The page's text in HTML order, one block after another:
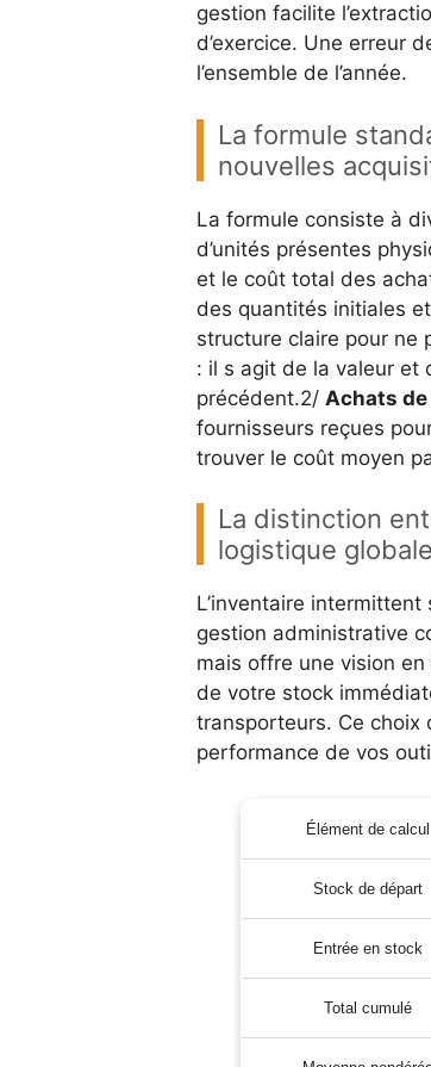
gestion facilite
d’exercice. Une erreur
l’ensemble de l’année.
La formule
nouvelles
La formule consiste à
d’unités présentes
et le coût total des
des quantités initiales
structure claire pour ne
: il s agit de la valeur et
précédent.2/ Achats
fournisseurs reçues
trouver le coût moyen
La distinction
logistique globale
L’inventaire
gestion administrative
mais offre une vision
de votre stock
transporteurs. Ce choix
performance de vos
Élément de calcul
Stock de départ
Entrée en stock
Total cumulé